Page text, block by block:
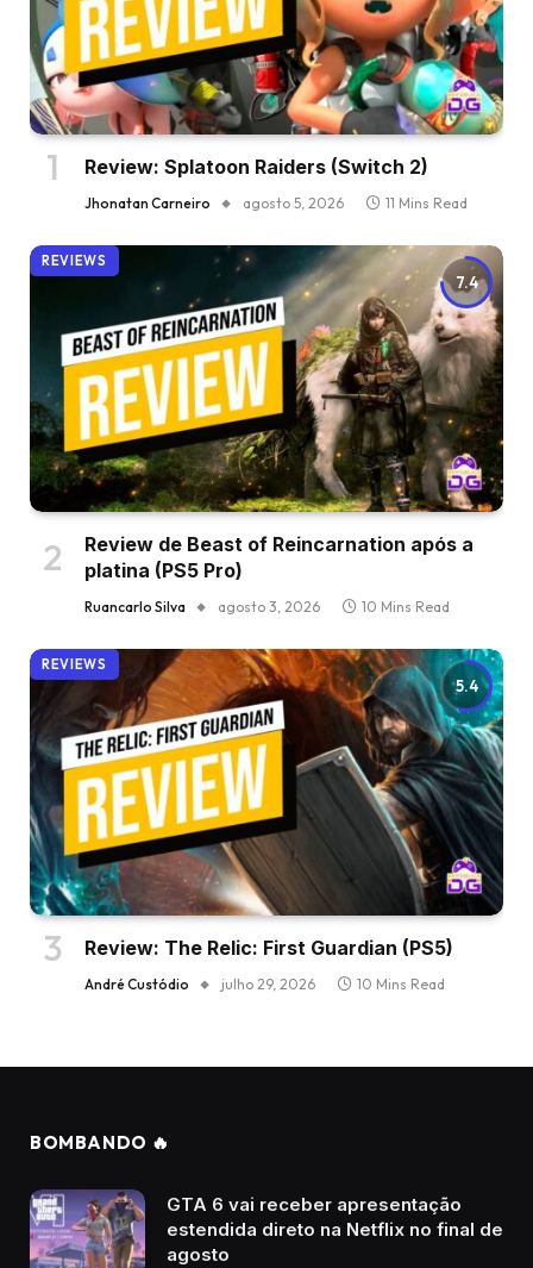
Review: Splatoon Raiders (Switch 2)
Jhonatan Carneiro agosto 5, 2026 11 Mins Read
7.4
REVIEWS
Review de Beast of Reincarnation após a
platina (PS5 Pro)
Ruancarlo Silva agosto 3, 2026 10 Mins Read
5.4
REVIEWS
Review: The Relic: First Guardian (PS5)
André Custódio julho 29, 2026 10 Mins Read
BOMBANDO 🔥
GTA 6 vai receber apresentação
estendida direto na Netflix no final de
agosto